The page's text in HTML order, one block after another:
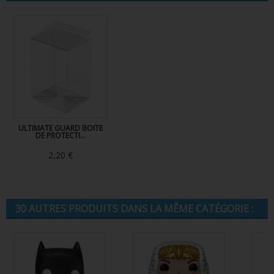
ULTIMATE GUARD BOITE
DE PROTECTI...
2,20 €
30 AUTRES PRODUITS DANS LA MÊME CATÉGORIE :